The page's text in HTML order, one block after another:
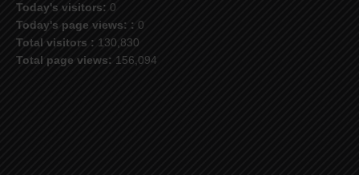
Today's visitors: 0
Today's page views: : 0
Total visitors : 130,830
Total page views: 156,094